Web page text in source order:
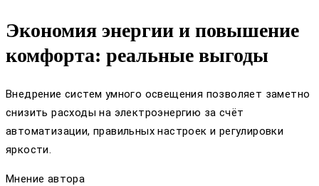
Экономия энергии и повышение
комфорта: реальные выгоды
Внедрение систем умного освещения позволяет заметно
снизить расходы на электроэнергию за счёт
автоматизации, правильных настроек и регулировки
яркости.
Мнение автора